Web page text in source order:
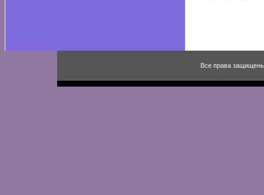
Все права